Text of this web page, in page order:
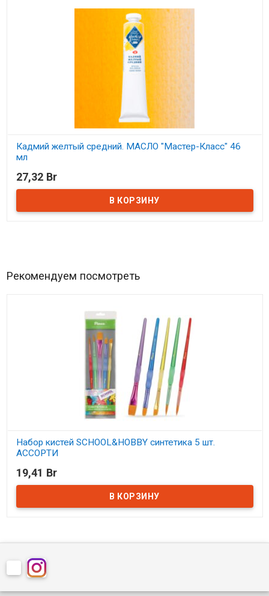
Кадмий желтый средний. МАСЛО "Мастер-Класс" 46
мл
В наличии
27,32 Br
Рекомендуем посмотреть
Набор кистей SCHOOL&HOBBY синтетика 5 шт.
АССОРТИ
В наличии
19,41 Br